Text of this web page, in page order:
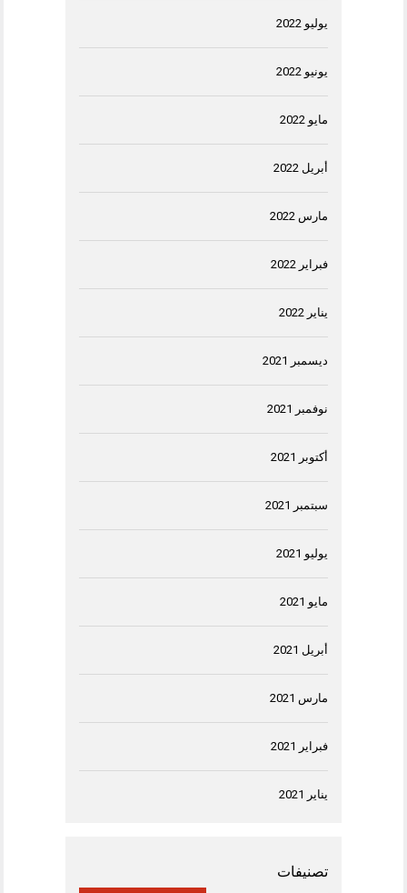
يوليو 2022
يونيو 2022
مايو 2022
أبريل 2022
مارس 2022
فبراير 2022
يناير 2022
ديسمبر 2021
نوفمبر 2021
أكتوبر 2021
سبتمبر 2021
يوليو 2021
مايو 2021
أبريل 2021
مارس 2021
فبراير 2021
يناير 2021
تصنيفات